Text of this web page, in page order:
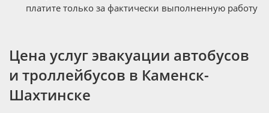
платите только за фактически выполненную работу
Цена услуг эвакуации автобусов
и троллейбусов в Каменск-
Шахтинске